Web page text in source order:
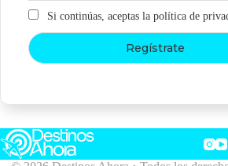
Si continúas, aceptas la política de